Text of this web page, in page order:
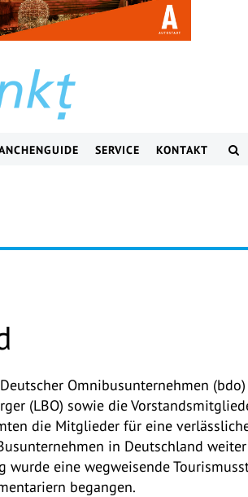
SERVICE KONTAKT
Omnibusunternehmen (bdo)
(LBO) sowie die
die Mitglieder für eine
in Deutschland weiter
eine wegweisende
begangen.